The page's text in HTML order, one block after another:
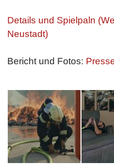
Details und Spielpaln
Neustadt)
Bericht und Fotos: